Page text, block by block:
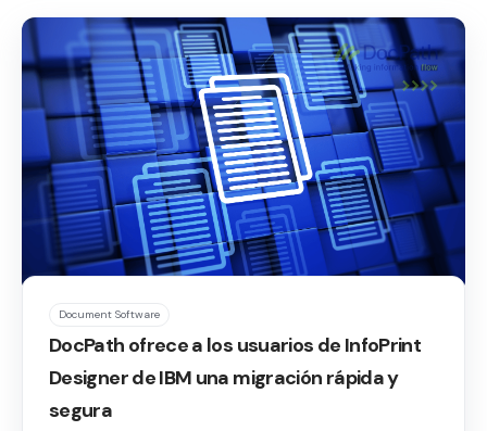
Document Software
DocPath ofrece a los usuarios de InfoPrint
Designer de IBM una migración rápida y
segura